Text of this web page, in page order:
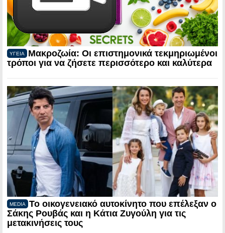
ΥΓΕΙΑ
Μακροζωία: Οι επιστημονικά τεκμηριωμένοι
τρόποι για να ζήσετε περισσότερο και καλύτερα
MEDIA
Το οικογενειακό αυτοκίνητο που επέλεξαν ο
Σάκης Ρουβάς και η Κάτια Ζυγούλη για τις
μετακινήσεις τους